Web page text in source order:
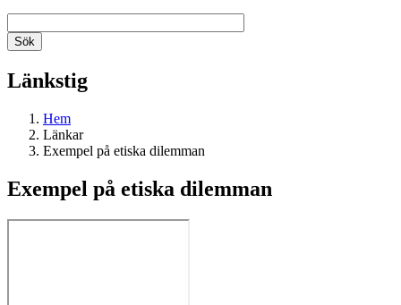
Länkstig
Hem
Länkar
Exempel på etiska dilemman
Exempel på etiska dilemman